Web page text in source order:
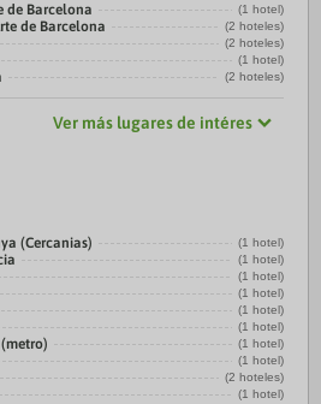
de Barcelona (1 hotel)
de Barcelona (2 hoteles)
(2 hoteles)
(1 hotel)
(2 hoteles)
Ver más lugares de intéres
(Cercanias) (1 hotel)
(1 hotel)
(1 hotel)
(1 hotel)
(1 hotel)
(1 hotel)
(1 hotel)
(1 hotel)
(2 hoteles)
(1 hotel)